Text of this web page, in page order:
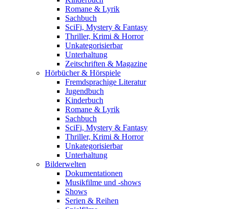
Romane & Lyrik
Sachbuch
SciFi, Mystery & Fantasy
Thriller, Krimi & Horror
Unkategorisierbar
Unterhaltung
Zeitschriften & Magazine
Hörbücher & Hörspiele
Fremdsprachige Literatur
Jugendbuch
Kinderbuch
Romane & Lyrik
Sachbuch
SciFi, Mystery & Fantasy
Thriller, Krimi & Horror
Unkategorisierbar
Unterhaltung
Bilderwelten
Dokumentationen
Musikfilme und -shows
Shows
Serien & Reihen